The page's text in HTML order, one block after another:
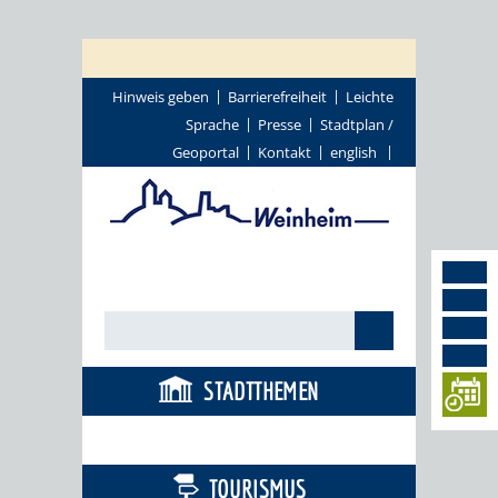
Hinweis geben Barrierefreiheit
Leichte
Sprache
Presse
Stadtplan /
Geoportal
Kontakt english
STADTTHEMEN
TOURISMUS